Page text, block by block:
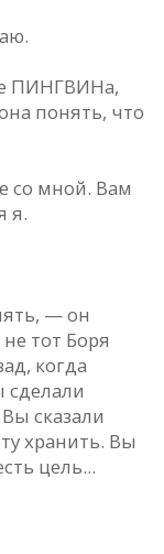
ПИНГВИНа,
понять, что
со мной. Вам
я.
— он
тот Боря
когда
сказали
хранить. Вы
цель...